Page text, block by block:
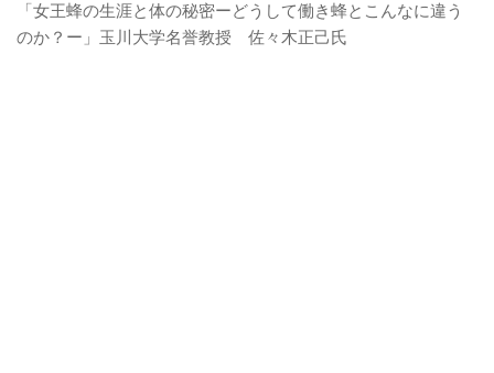
「女王蜂の生涯と体の秘密ーどうして働き蜂とこんなに違う
のか？ー」玉川大学名誉教授 佐々木正己氏